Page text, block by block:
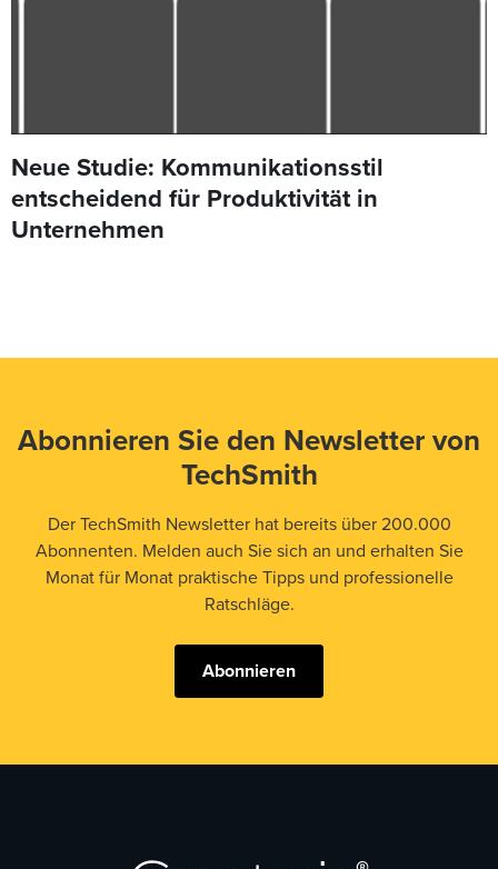
Neue Studie: Kommunikationsstil
entscheidend für Produktivität in
Unternehmen
Abonnieren Sie den Newsletter von
TechSmith
Der TechSmith Newsletter hat bereits über 200.000
Abonnenten. Melden auch Sie sich an und erhalten Sie
Monat für Monat praktische Tipps und professionelle
Ratschläge.
Abonnieren